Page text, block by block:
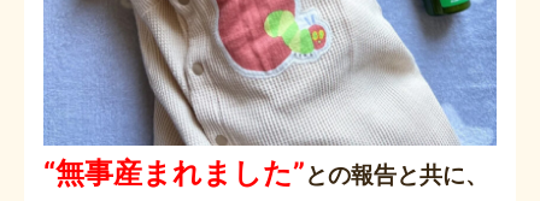
“無事産まれました”との報告と共に、